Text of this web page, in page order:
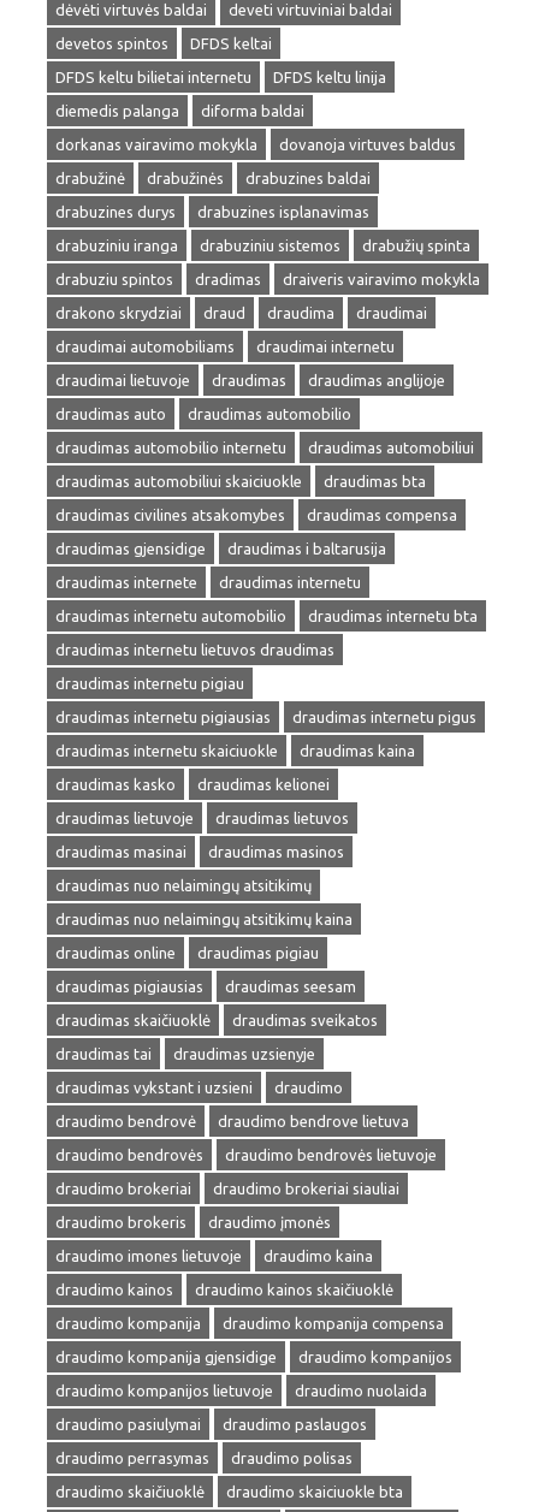
dėvėti virtuvės baldai
deveti virtuviniai baldai
devetos spintos
DFDS keltai
DFDS keltu bilietai internetu
DFDS keltu linija
diemedis palanga
diforma baldai
dorkanas vairavimo mokykla
dovanoja virtuves baldus
drabužinė
drabužinės
drabuzines baldai
drabuzines durys
drabuzines isplanavimas
drabuziniu iranga
drabuziniu sistemos
drabužių spinta
drabuziu spintos
dradimas
draiveris vairavimo mokykla
drakono skrydziai
draud draudima
draudimai
draudimai automobiliams
draudimai internetu
draudimai lietuvoje
draudimas
draudimas anglijoje
draudimas auto
draudimas automobilio
draudimas automobilio internetu
draudimas automobiliui
draudimas automobiliui skaiciuokle
draudimas bta
draudimas civilines atsakomybes
draudimas compensa
draudimas gjensidige
draudimas i baltarusija
draudimas internete
draudimas internetu
draudimas internetu automobilio
draudimas internetu bta
draudimas internetu lietuvos draudimas
draudimas internetu pigiau
draudimas internetu pigiausias
draudimas internetu pigus
draudimas internetu skaiciuokle
draudimas kaina
draudimas kasko
draudimas kelionei
draudimas lietuvoje
draudimas lietuvos
draudimas masinai
draudimas masinos
draudimas nuo nelaimingų atsitikimų
draudimas nuo nelaimingų atsitikimų kaina
draudimas online
draudimas pigiau
draudimas pigiausias
draudimas seesam
draudimas skaičiuoklė
draudimas sveikatos
draudimas tai
draudimas uzsienyje
draudimas vykstant i uzsieni
draudimo
draudimo bendrovė
draudimo bendrove lietuva
draudimo bendrovės
draudimo bendrovės lietuvoje
draudimo brokeriai
draudimo brokeriai siauliai
draudimo brokeris
draudimo įmonės
draudimo imones lietuvoje
draudimo kaina
draudimo kainos
draudimo kainos skaičiuoklė
draudimo kompanija
draudimo kompanija compensa
draudimo kompanija gjensidige
draudimo kompanijos
draudimo kompanijos lietuvoje
draudimo nuolaida
draudimo pasiulymai
draudimo paslaugos
draudimo perrasymas
draudimo polisas
draudimo skaičiuoklė
draudimo skaiciuokle bta